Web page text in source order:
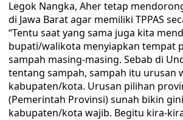
Legok Nangka, Aher tetap
di Jawa Barat agar memiliki TPPAS
“Tentu saat yang sama juga kita
bupati/walikota menyiapkan tempat
sampah masing-masing. Sebab di
tentang sampah, sampah itu urusan
kabupaten/kota. Urusan pilihan
(Pemerintah Provinsi) sunah bikin
kabupaten/kota wajib. Begitu kira-